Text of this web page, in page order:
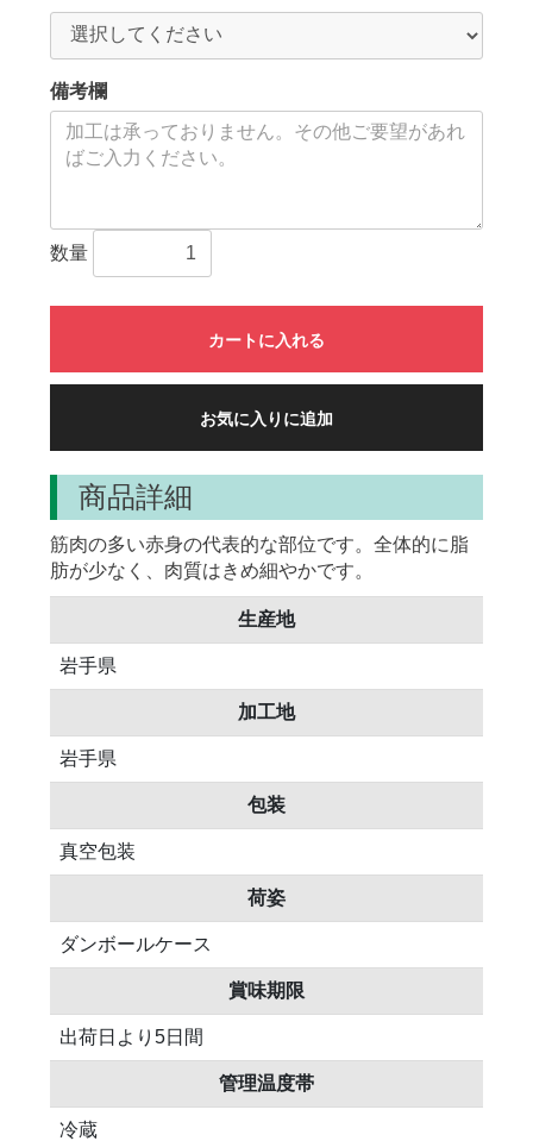
備考欄
数量
カートに入れる
お気に入りに追加
商品詳細
筋肉の多い赤身の代表的な部位です。全体的に脂
肪が少なく、肉質はきめ細やかです。
生産地
岩手県
加工地
岩手県
包装
真空包装
荷姿
ダンボールケース
賞味期限
出荷日より5日間
管理温度帯
冷蔵